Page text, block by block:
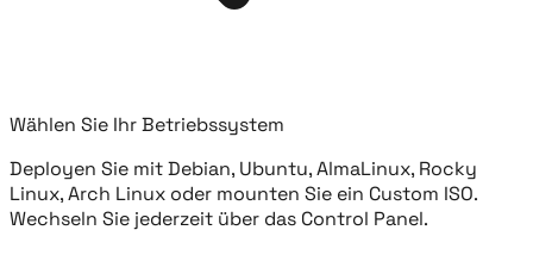
Wählen Sie Ihr Betriebssystem
Deployen Sie mit Debian, Ubuntu, AlmaLinux, Rocky
Linux, Arch Linux oder mounten Sie ein Custom ISO.
Wechseln Sie jederzeit über das Control Panel.